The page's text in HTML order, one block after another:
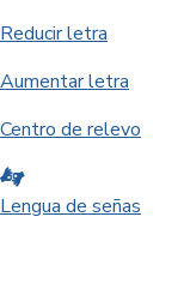
Reducir letra
Aumentar letra
Centro de relevo
Lengua de señas